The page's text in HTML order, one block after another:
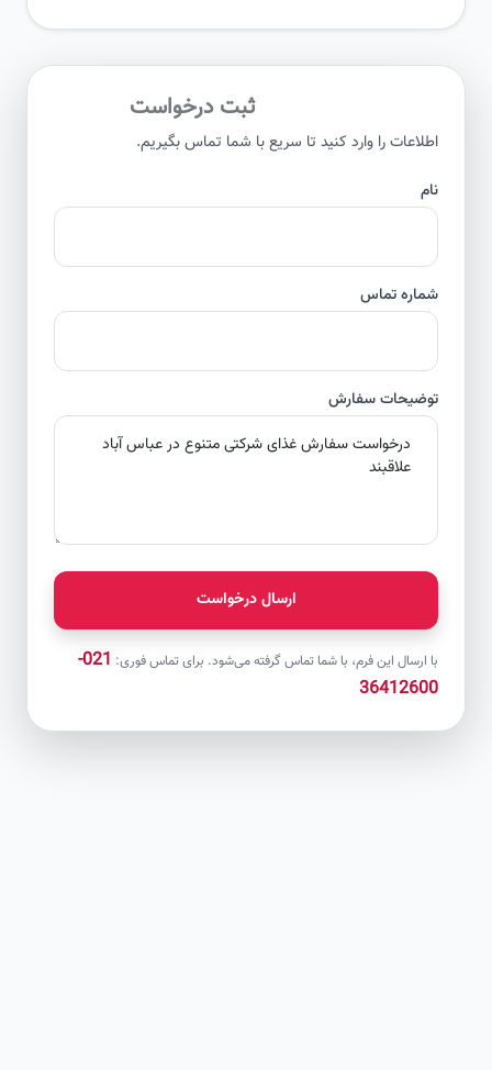
ثبت درخواست
اطلاعات را وارد کنید تا سریع با شما تماس بگیریم.
شماره تماس
توضیحات سفارش
ارسال درخواست
با ارسال این فرم، با شما تماس گرفته می‌شود. برای تماس فوری:
021-
36412600